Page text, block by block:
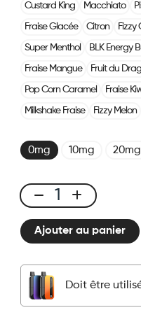
Custard King Macchiato
Fraise Glacée Citron Fizzy
Super Menthol BLK Energy
Fraise Mangue Fruit du
Pop Corn Caramel Fraise
Milkshake Fraise Fizzy Melon
0mg 10mg 20mg
CUBX
Pods
Myrtille
Framboise
Cerise
Ajouter au panier
Doit être